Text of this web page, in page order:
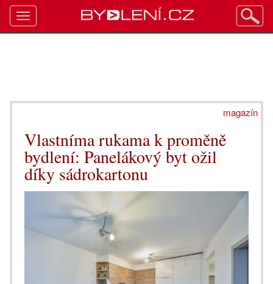
magazín
Vlastníma rukama k proměně
bydlení: Panelákový byt ožil
díky sádrokartonu
Toggle
navigation